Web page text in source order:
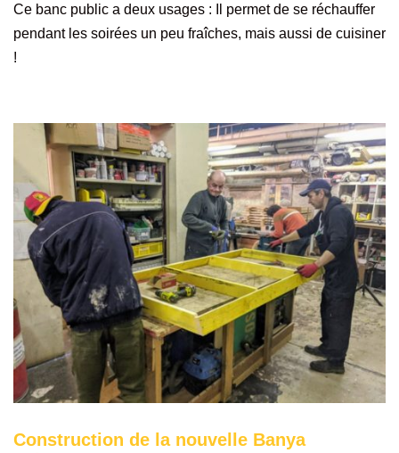
Ce banc public a deux usages : Il permet de se réchauffer
pendant les soirées un peu fraîches, mais aussi de cuisiner
!
Construction de la nouvelle Banya